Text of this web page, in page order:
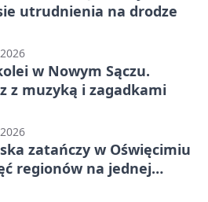
utrudnienia na drodze
w Nowym Sączu.
z muzyką i zagadkami
zatańczy w Oświęcimiu
regionów na jednej